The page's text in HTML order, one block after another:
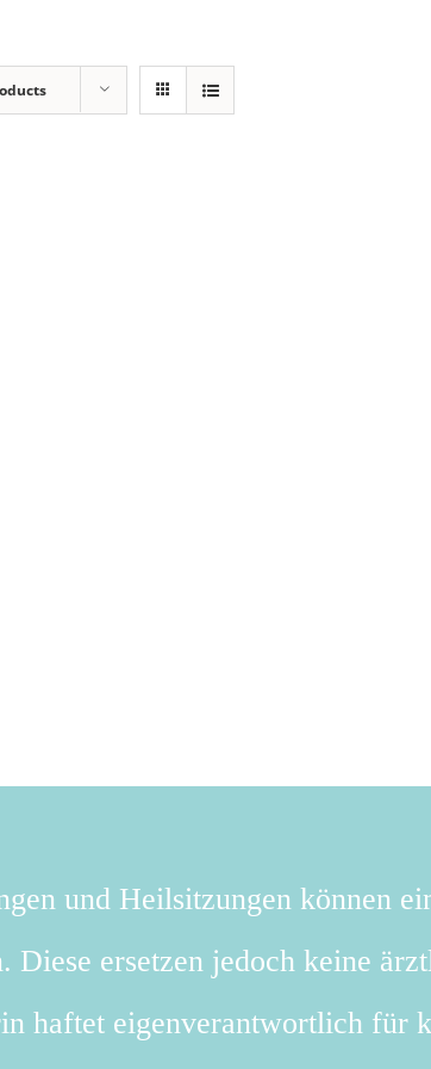
und Heilsitzungen können
Diese ersetzen jedoch keine
haftet eigenverantwortlich für